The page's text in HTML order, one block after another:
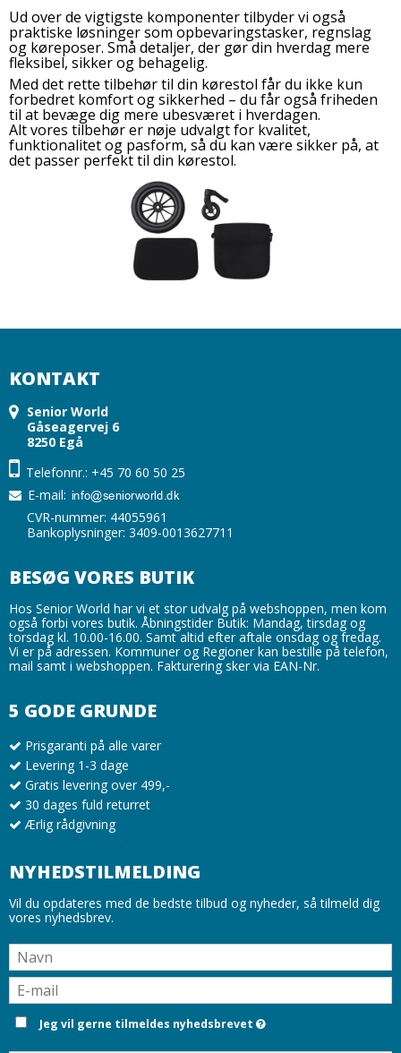
Ud over de vigtigste komponenter tilbyder vi også
praktiske løsninger som opbevaringstasker, regnslag
og køreposer. Små detaljer, der gør din hverdag mere
fleksibel, sikker og behagelig.
Med det rette tilbehør til din kørestol får du ikke kun
forbedret komfort og sikkerhed – du får også friheden
til at bevæge dig mere ubesværet i hverdagen.
Alt vores tilbehør er nøje udvalgt for kvalitet,
funktionalitet og pasform, så du kan være sikker på, at
det passer perfekt til din kørestol.
KONTAKT
Senior World
Gåseagervej 6
8250 Egå
Telefonnr.: +45 70 60 50 25
E-mail:
CVR-nummer: 44055961
Bankoplysninger: 3409-0013627711
BESØG VORES BUTIK
Hos Senior World har vi et stor udvalg på webshoppen, men kom
også forbi vores butik. Åbningstider Butik: Mandag, tirsdag og
torsdag kl. 10.00-16.00. Samt altid efter aftale onsdag og fredag.
Vi er på adressen. Kommuner og Regioner kan bestille på telefon,
mail samt i webshoppen. Fakturering sker via EAN-Nr.
5 GODE GRUNDE
Prisgaranti på alle varer
Levering 1-3 dage
Gratis levering over 499,-
30 dages fuld returret
Ærlig rådgivning
NYHEDSTILMELDING
Vil du opdateres med de bedste tilbud og nyheder, så tilmeld dig
vores nyhedsbrev.
Jeg vil gerne tilmeldes nyhedsbrevet